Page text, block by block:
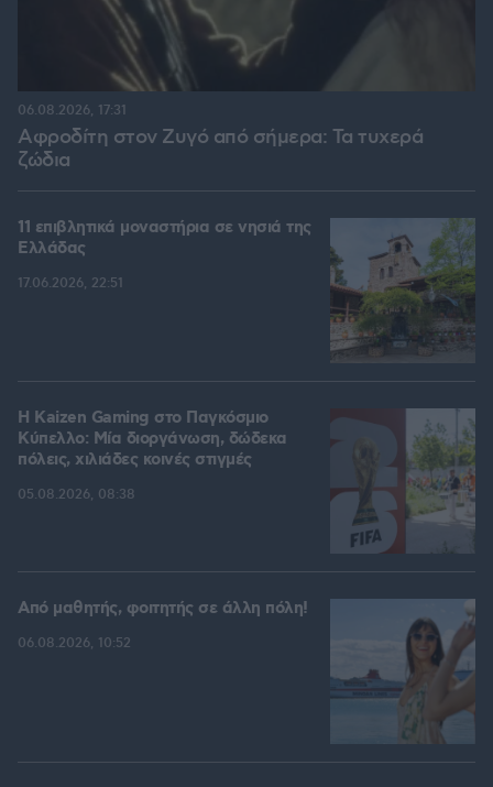
Αφροδίτη στον Ζυγό από σήμερα: Τα τυχερά
ζώδια
06.08.2026, 17:31
11 επιβλητικά μοναστήρια σε νησιά της
Ελλάδας
17.06.2026, 22:51
H Kaizen Gaming στο Παγκόσμιο
Kύπελλο: Μία διοργάνωση, δώδεκα
πόλεις, χιλιάδες κοινές στιγμές
05.08.2026, 08:38
Από μαθητής, φοιτητής σε άλλη πόλη!
06.08.2026, 10:52